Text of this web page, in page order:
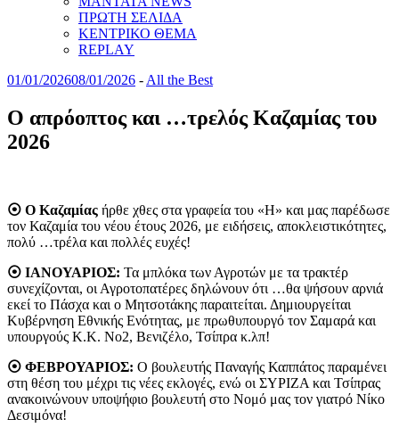
ΠΡΩΤΗ ΣΕΛΙΔΑ
ΚΕΝΤΡΙΚΟ ΘΕΜΑ
REPLAY
01/01/202608/01/2026 - All the Best
Ο απρόοπτος και …τρελός Καζαμίας του
2026
⦿ Ο Καζαμίας ήρθε χθες στα γραφεία του «Η» και μας παρέδωσε
τον Καζαμία του νέου έτους 2026, με ειδήσεις, αποκλειστικότητες,
πολύ …τρέλα και πολλές ευχές!
⦿ ΙΑΝΟΥΑΡΙΟΣ: Τα μπλόκα των Αγροτών με τα τρακτέρ
συνεχίζονται, οι Αγροτοπατέρες δηλώνουν ότι …θα ψήσουν αρνιά
εκεί το Πάσχα και ο Μητσοτάκης παραιτείται. Δημιουργείται
Κυβέρνηση Εθνικής Ενότητας, με πρωθυπουργό τον Σαμαρά και
υπουργούς Κ.Κ. Νο2, Βενιζέλο, Τσίπρα κ.λπ!
⦿ ΦΕΒΡΟΥΑΡΙΟΣ: Ο βουλευτής Παναγής Καππάτος παραμένει
στη θέση του μέχρι τις νέες εκλογές, ενώ οι ΣΥΡΙΖΑ και Τσίπρας
ανακοινώνουν υποψήφιο βουλευτή στο Νομό μας τον γιατρό Νίκο
Δεσιμόνα!